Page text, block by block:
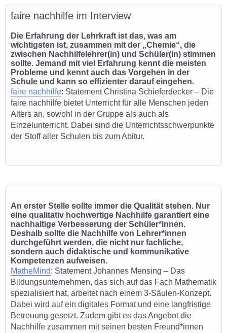
faire nachhilfe im Interview
Die Erfahrung der Lehrkraft ist das, was am
wichtigsten ist, zusammen mit der „Chemie“, die
zwischen Nachhilfelehrer(in) und Schüler(in) stimmen
sollte. Jemand mit viel Erfahrung kennt die meisten
Probleme und kennt auch das Vorgehen in der
Schule und kann so effizienter darauf eingehen.
faire nachhilfe: Statement Christina Schieferdecker – Die
faire nachhilfe bietet Unterricht für alle Menschen jeden
Alters an, sowohl in der Gruppe als auch als
Einzelunterricht. Dabei sind die Unterrichtsschwerpunkte
der Stoff aller Schulen bis zum Abitur.
An erster Stelle sollte immer die Qualität stehen. Nur
eine qualitativ hochwertige Nachhilfe garantiert eine
nachhaltige Verbesserung der Schüler*innen.
Deshalb sollte die Nachhilfe von Lehrer*innen
durchgeführt werden, die nicht nur fachliche,
sondern auch didaktische und kommunikative
Kompetenzen aufweisen.
MatheMind: Statement Johannes Mensing – Das
Bildungsunternehmen, das sich auf das Fach Mathematik
spezialisiert hat, arbeitet nach einem 3-Säulen-Konzept.
Dabei wird auf ein digitales Format und eine langfristige
Betreuung gesetzt. Zudem gibt es das Angebot die
Nachhilfe zusammen mit seinen besten Freund*innen